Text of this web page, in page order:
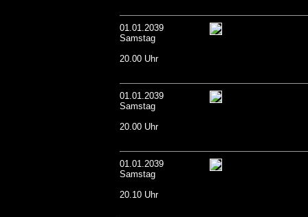
01.01.2039
Samstag
20.00 Uhr
01.01.2039
Samstag
20.00 Uhr
01.01.2039
Samstag
20.10 Uhr